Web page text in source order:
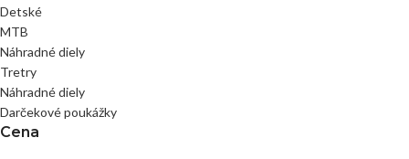
Detské
MTB
Náhradné diely
Tretry
Náhradné diely
Darčekové poukážky
Cena